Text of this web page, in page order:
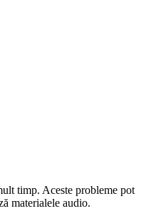
timp. Aceste probleme pot
materialele audio.